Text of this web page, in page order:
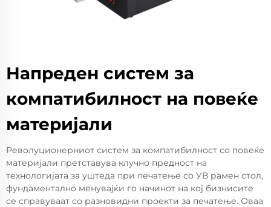
Напреден систем за
компатибилност на повеќе
материјали
Револуционерниот систем за компатибилност со повеќе
материјали претставува клучно предност на
технологијата за уштеда при печатење со УВ рамен стол,
фундаментално менувајќи го начинот на кој бизнисите
се справуваат со разновидни проекти за печатење. Оваа